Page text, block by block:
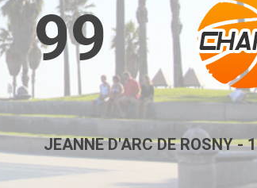
99
JEANNE D'ARC DE ROSNY - 1